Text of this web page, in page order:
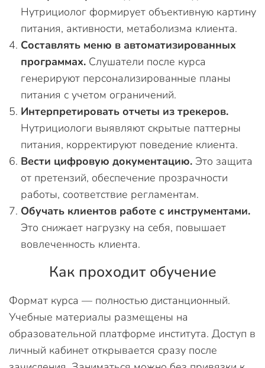
Нутрициолог формирует объективную картину
питания, активности, метаболизма клиента.
Составлять меню в автоматизированных
программах. Слушатели после курса
генерируют персонализированные планы
питания с учетом ограничений.
Интерпретировать отчеты из трекеров.
Нутрициологи выявляют скрытые паттерны
питания, корректируют поведение клиента.
Вести цифровую документацию. Это защита
от претензий, обеспечение прозрачности
работы, соответствие регламентам.
Обучать клиентов работе с инструментами.
Это снижает нагрузку на себя, повышает
вовлеченность клиента.
Как проходит обучение
Формат курса — полностью дистанционный.
Учебные материалы размещены на
образовательной платформе института. Доступ в
личный кабинет открывается сразу после